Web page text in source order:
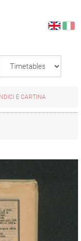
E CARTINA